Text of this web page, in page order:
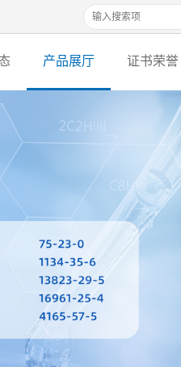
产品展厅 证书荣誉